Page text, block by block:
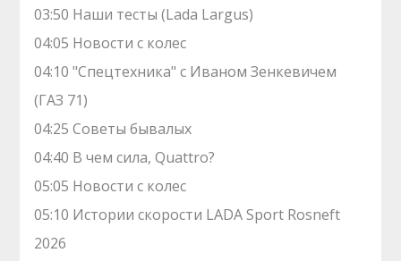
03:50 Наши тесты (Lada Largus)
04:05 Новости с колес
04:10 "Спецтехника" с Иваном Зенкевичем
(ГАЗ 71)
04:25 Советы бывалых
04:40 В чем сила, Quattro?
05:05 Новости с колес
05:10 Истории скорости LADA Sport Rosneft
2026